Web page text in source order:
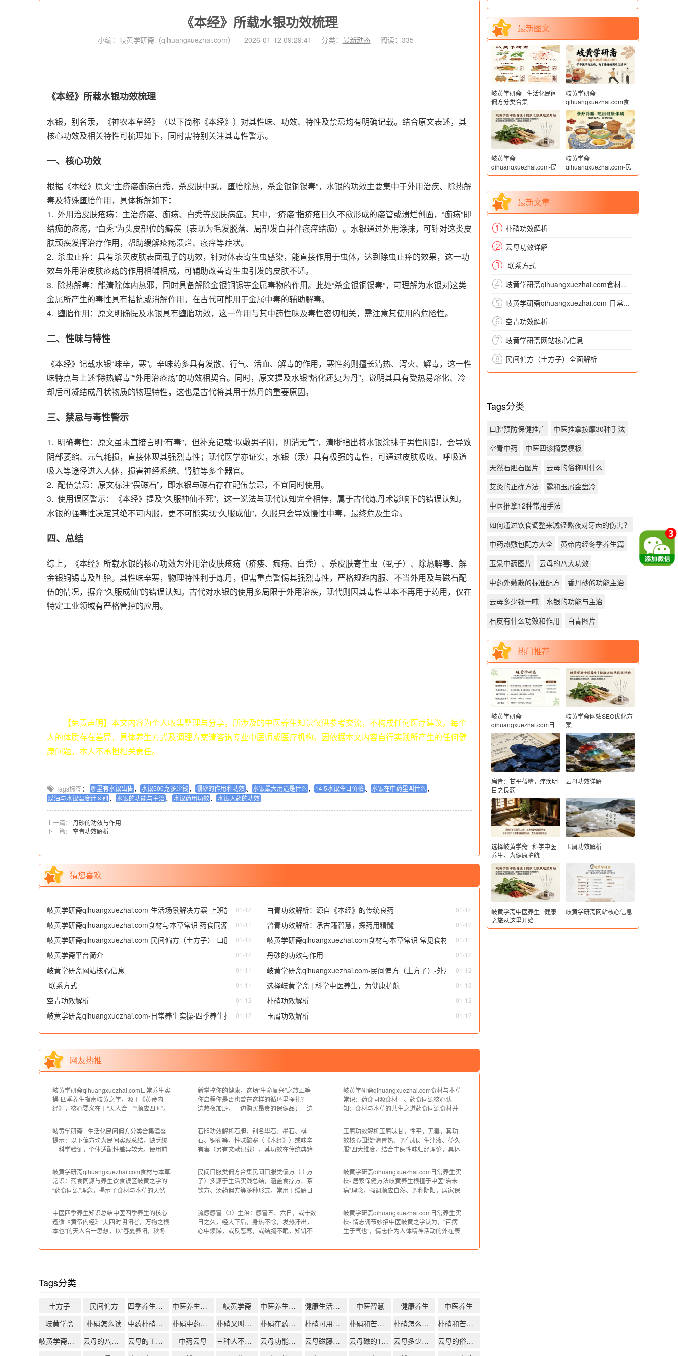
《本经》所载水银功效梳理
小编：岐黄学研斋（qihuangxuezhai.com） 2026-01-12 09:29:41 分类： 最新动态 阅读：335
《本经》所载水银功效梳理
水银，别名汞，《神农本草经》（以下简称《本经》）对其性味、功效、特性及禁忌均有明确记载。结合原文表述，其
核心功效及相关特性可梳理如下，同时需特别关注其毒性警示。
一、核心功效
根据《本经》原文“主疥瘘痂疡白秃，杀皮肤中虱，堕胎除热，杀金银铜锡毒”，水银的功效主要集中于外用治疾、除热解
毒及特殊堕胎作用，具体拆解如下：
1. 外用治皮肤疮疡：主治疥瘘、痂疡、白秃等皮肤病症。其中，“疥瘘”指疥疮日久不愈形成的瘘管或溃烂创面，“痂疡”即
结痂的疮疡，“白秃”为头皮部位的癣疾（表现为毛发脱落、局部发白并伴瘙痒结痂）。水银通过外用涂抹，可针对这类皮
肤顽疾发挥治疗作用，帮助缓解疮疡溃烂、瘙痒等症状。
2. 杀虫止痒：具有杀灭皮肤表面虱子的功效，针对体表寄生虫感染，能直接作用于虫体，达到除虫止痒的效果，这一功
效与外用治皮肤疮疡的作用相辅相成，可辅助改善寄生虫引发的皮肤不适。
3. 除热解毒：能清除体内热邪，同时具备解除金银铜锡等金属毒物的作用。此处“杀金银铜锡毒”，可理解为水银对这类
金属所产生的毒性具有拮抗或消解作用，在古代可能用于金属中毒的辅助解毒。
4. 堕胎作用：原文明确提及水银具有堕胎功效，这一作用与其中药性味及毒性密切相关，需注意其使用的危险性。
二、性味与特性
《本经》记载水银“味辛，寒”。辛味药多具有发散、行气、活血、解毒的作用，寒性药则擅长清热、泻火、解毒，这一性
味特点与上述“除热解毒”“外用治疮疡”的功效相契合。同时，原文提及水银“熔化还复为丹”，说明其具有受热易熔化、冷
却后可凝结成丹状物质的物理特性，这也是古代将其用于炼丹的重要原因。
三、禁忌与毒性警示
1. 明确毒性：原文虽未直接言明“有毒”，但补充记载“以敷男子阴，阴消无气”，清晰指出将水银涂抹于男性阴部，会导致
阴部萎缩、元气耗损，直接体现其强烈毒性；现代医学亦证实，水银（汞）具有极强的毒性，可通过皮肤吸收、呼吸道
吸入等途径进入人体，损害神经系统、肾脏等多个器官。
2. 配伍禁忌：原文标注“畏磁石”，即水银与磁石存在配伍禁忌，不宜同时使用。
3. 使用误区警示：《本经》提及“久服神仙不死”，这一说法与现代认知完全相悖，属于古代炼丹术影响下的错误认知。
水银的强毒性决定其绝不可内服，更不可能实现“久服成仙”，久服只会导致慢性中毒，最终危及生命。
四、总结
综上，《本经》所载水银的核心功效为外用治皮肤疮疡（疥瘘、痂疡、白秃）、杀皮肤寄生虫（虱子）、除热解毒、解
金银铜锡毒及堕胎。其性味辛寒，物理特性利于炼丹，但需重点警惕其强烈毒性，严格规避内服、不当外用及与磁石配
伍的情况，摒弃“久服成仙”的错误认知。古代对水银的使用多局限于外用治疾，现代则因其毒性基本不再用于药用，仅在
特定工业领域有严格管控的应用。
【免责声明】本文内容为个人收集整理与分享，所涉及的中医养生知识仅供参考交流，不构成任何医疗建议。每个
人的体质存在差异，具体养生方式及调理方案请咨询专业中医师或医疗机构。因依据本文内容自行实践所产生的任何健
康问题，本人不承担相关责任。
Tags标签 ： 哪里有水银出售、 水银500克多少钱、 硼砂的作用和功效、 水银最大用途是什么、 14·5水银今日价格、 水银在中药里叫什么、
煤油与水银温度计区别、 水银的功能与主治、 水银药用功效、 水银入药的功效
上一篇：
丹砂的功效与作用
下一篇：
空青功效解析
猜您喜欢
岐黄学研斋qihuangxuezhai.com-生活场景解决方案-上班族调理01-12 白青功效解析：源自《本经》的传统良药 01-12
岐黄学研斋qihuangxuezhai.com食材与本草常识 药食同源食材01-11 曾青功效解析：承古籍智慧，探药用精髓 01-12
岐黄学研斋qihuangxuezhai.com-民间偏方（土方子）-口服类
（食疗方、茶饮方、汤药偏方等）
01-12 岐黄学研斋qihuangxuezhai.com食材与本草常识 常见食材养生01-11
岐黄学斋平台简介 01-12 丹砂的功效与作用 01-12
岐黄学研斋网站核心信息 01-11
岐黄学研斋qihuangxuezhai.com-民间偏方（土方子）-外用类
（涂抹类、热敷类、熏洗类、艾灸 / 拔罐相关偏方等）
01-12
​ 联系方式 01-11 选择岐黄学斋 | 科学中医养生，为健康护航 01-13
空青功效解析 01-12 朴硝功效解析 01-12
岐黄学研斋qihuangxuezhai.com-日常养生实操-四季养生指南-四
季养生
01-12 玉屑功效解析 01-12
网友热推
岐黄学研斋qihuangxuezhai.com日常养生实
操-四季养生指南岐黄之学，源于《黄帝内
经》，核心要义在于“天人合一”“顺应四时”。
人体气血盛衰、脏腑功能活动息息相关。岐
黄学研斋秉持传统养生智慧，结合现代生活
场景，整理这份四季养生实操指南，助你贴
合时令调养身
新掌控你的健康，这场“生命复兴”之旅正等
你启程你是否也曾在这样的循环里挣扎？一
边熬夜加班，一边购买昂贵的保健品；一边
佛成了一个遥远的概念，被忙碌的生活割裂
得支离破碎。我们理解你的困扰——现代生
活给了我们前所未有的便利，却也悄悄带走
了最珍贵的东西：身体的平衡与内心
岐黄学研斋qihuangxuezhai.com食材与本草
常识：药食同源食材一、药食同源核心认
知：食材与本草的共生之道药食同源食材并
的特殊品类。中医对其认知核心在于“性味归
经”与“辨证施用”：核心属性：相较于普通食
材，药食同源食材的养生功效更明确，且对
应特定脏
岐黄学研斋 - 生活化民间偏方分类合集温馨
提示：以下偏方均为民间实践总结，缺乏统
一科学验证，个体适配性差异较大。使用前
儿童、慢性病患者等）需咨询专业医师，避
免盲目使用。一、口服类偏方（食疗方、茶
饮方为主）（一）食疗方：食材常见，兼顾
营养与调理健脾养胃类 - 栗子红薯排
石胆功效解析石胆，别名毕石、墨石、棋
石、铜勒等，性味酸寒（《本经》）或味辛
有毒（另有文献记载），其功效在传统典籍
殊转化作用等多个方面，具体解析如下：
一、主治诸般病症，兼顾多系统调理石胆在
病症治疗上应用广泛，可针对眼、伤、妇、
泌尿、外科等多类病症发挥作用。在眼部病
玉屑功效解析玉屑味甘，性平，无毒，其功
效核心围绕“清胃热、调气机、生津液、益久
服”四大维度，结合中医性味归经理论，具体
平偏凉，主入胃经，核心功效为清除胃中积
热。胃热内生易引发胃脘灼痛、口干口苦、
嗳气灼热等不适，玉屑之甘能缓胃燥，平性
能清热而不伤胃阴，可有效化解胃
岐黄学研斋qihuangxuezhai.com食材与本草
常识：药食同源与养生饮食误区岐黄之学的
“药食同源”理念，揭示了食材与本草的天然
的双重价值，既可为日常膳食，亦能辅助改
善体质。这类药食同源食材，是中医养生的
核心载体。但大众在践行养生饮食时，常因
认知偏差陷入误区
民间口服类偏方合集民间口服类偏方（土方
子）多源于生活实践总结，涵盖食疗方、茶
饮方、汤药偏方等多种形式，常用于缓解日
证，个体适用性差异大，不可替代正规医疗
手段，使用前需谨慎判断，必要时咨询专业
医师。以下整理常见的口服类民间偏方，仅
供参考。一、食疗方食疗方以日常食材
岐黄学研斋qihuangxuezhai.com日常养生实
操- 居家保健方法岐黄养生根植于中医“治未
病”理念，强调顺应自然、调和阴阳，居家保
传统中医智慧与现代生活节奏，整理一套易
操作、高适配的日常养生实操方法，助力大
家在居家场景中养护身心。一、起居养生：
顺时作息，筑
中医四季养生知识总结中医四季养生的核心
遵循《黄帝内经》“夫四时阴阳者，万物之根
本也”的天人合一思想，以“春夏养阳，秋冬
调节身心，实现阴阳平衡、防病保健的目
流感感冒（3）主治：感冒五、六日，或十数
日之久，经大下后，身热不除，发热汗出，
心中烦躁，或反恶寒，或结胸不眠，知饥不
膏七钱（研）、炙甘草二钱、生姜二片用
岐黄学研斋qihuangxuezhai.com日常养生实
操- 情志调节妙招中医岐黄之学认为，“百病
生于气也”，情志作为人体精神活动的外在表
云：“恬淡虚无，真气从之，精神内守，病安
Tags分类
土方子 民间偏方 四季养生、食疗药膳、经络按摩 中医养生知识大全 岐黄学斋 中医养生方法 健康生活指导 中医智慧 健康养生
中医养生
岐黄学斋
朴硝怎么读 中药朴硝图片 朴硝中药别名 朴硝又叫芒硝吗 朴硝在药店叫什么 朴硝可用芒硝代替吗 朴硝和芒硝是一个药吗 朴硝怎么读pu还是po
朴硝和芒硝的区别
岐黄学斋、生活化中医、中医日常养生
云母的八大功效 云母的工业用途是什么 中药云母 三种人不宜戴海云母 云母功能主治 云母磁藤席有什么功效 云母磁的10大功效 云母多少钱一吨
云母的俗称叫什么
最新图文
岐黄学研斋 - 生活化民间
偏方分类合集
岐黄学研斋
qihuangxuezhai.com食
材与本草常识
岐黄学斋
qihuangxuezhai.com-民
间偏方（土方子）-流感感
岐黄学斋
qihuangxuezhai.com-民
间偏方（土方子）-流感感
最新文章
朴硝功效解析
云母功效详解
​ 联系方式
岐黄学研斋qihuangxuezhai.com食材与本草常识 药食同源食材
岐黄学研斋qihuangxuezhai.com-日常养生实操-四季养生-中医四季养生知识总结
空青功效解析
岐黄学研斋网站核心信息
民间偏方（土方子）全面解析
Tags分类
口腔预防保健推广
中医推拿按摩30种手法
空青中药
中医四诊摘要模板
天然石胆石图片
云母的俗称叫什么
艾灸的正确方法
露和玉屑金盘冷
中医推拿12种常用手法
如何通过饮食调整来减轻熬夜对牙齿的伤害？
中药热敷包配方大全
黄帝内经冬季养生篇
玉泉中药图片
云母的八大功效
中药外敷散的标准配方
香丹砂的功能主治
云母多少钱一吨
水银的功能与主治
石皮有什么功效和作用
白青图片
热门推荐
岐黄学研斋
qihuangxuezhai.com日
常养生实操- 情志调节妙
招
岐黄学斋网站SEO优化方
案
扁青：甘平益精，疗疾明
目之良药
云母功效详解
选择岐黄学斋 | 科学中医
养生，为健康护航
玉屑功效解析
岐黄学斋中医养生 | 健康
之旅从这里开始
岐黄学研斋网站核心信息